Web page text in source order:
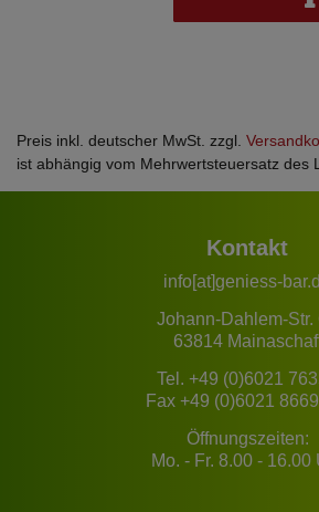
Preis inkl. deutscher MwSt. zzgl.
ist abhängig vom Mehrwertsteuersatz des
Kontakt
info[at]geniess-
Johann-Dahlem-Str.
63814
Tel. +49 (0)6021
Fax +49 (0)6021
Öffnungszeiten:
Mo. - Fr. 8.00 - 16.00